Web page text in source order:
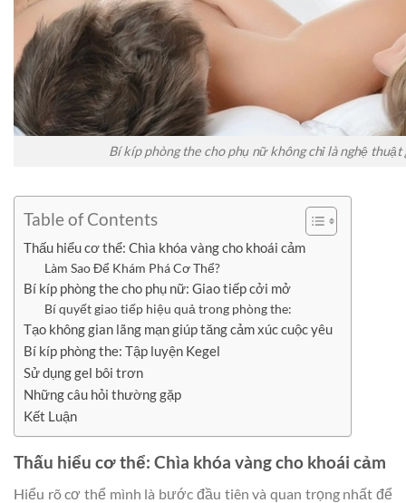
Bí kíp phòng the cho phụ nữ không chỉ là nghệ thuật
Table of Contents
Thấu hiểu cơ thể: Chìa khóa vàng cho khoái cảm
Làm Sao Để Khám Phá Cơ Thể?
Bí kíp phòng the cho phụ nữ: Giao tiếp cởi mở
Bí quyết giao tiếp hiệu quả trong phòng the:
Tạo không gian lãng mạn giúp tăng cảm xúc cuộc yêu
Bí kíp phòng the: Tập luyện Kegel
Sử dụng gel bôi trơn
Những câu hỏi thường gặp
Kết Luận
Thấu hiểu cơ thể: Chìa khóa vàng cho khoái cảm
Hiểu rõ cơ thể mình là bước đầu tiên và quan trọng nhất để